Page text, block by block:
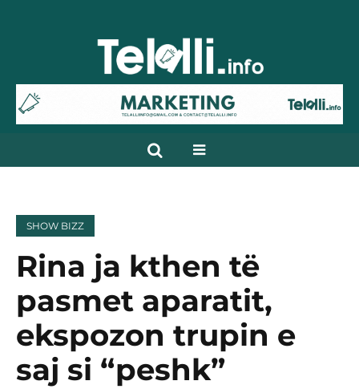
SHOW BIZZ
Rina ja kthen të
pasmet aparatit,
ekspozon trupin e
saj si “peshk”